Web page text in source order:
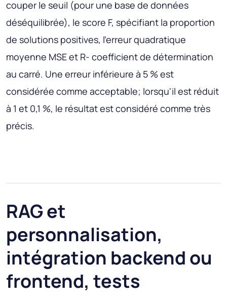
couper le seuil (pour une base de données
déséquilibrée), le score F, spécifiant la proportion
de solutions positives, l'erreur quadratique
moyenne MSE et R- coefficient de détermination
au carré. Une erreur inférieure à 5 % est
considérée comme acceptable; lorsqu'il est réduit
à 1 et 0,1 %, le résultat est considéré comme très
précis.
RAG et
personnalisation,
intégration backend ou
frontend, tests